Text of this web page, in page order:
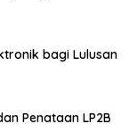
bagi Lulusan
Penataan LP2B